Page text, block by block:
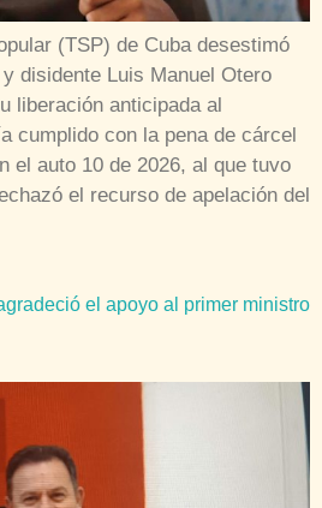
(TSP) de Cuba desestimó
disidente Luis Manuel Otero
liberación anticipada al
cumplido con la pena de cárcel
el auto 10 de 2026, al que tuvo
el recurso de apelación del
el apoyo al primer ministro